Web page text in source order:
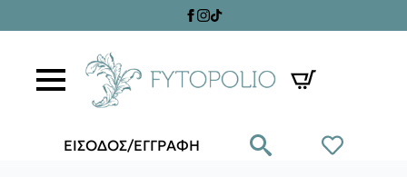
ΕΙΣΟΔΟΣ/ΕΓΓΡΑΦΗ